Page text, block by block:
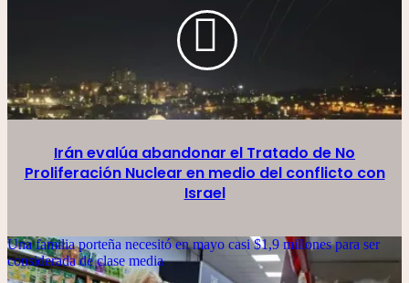
Irán evalúa abandonar el Tratado de No
Proliferación Nuclear en medio del conflicto con
Israel
Una familia porteña necesitó en mayo casi $1,9 millones para ser
considerada de clase media